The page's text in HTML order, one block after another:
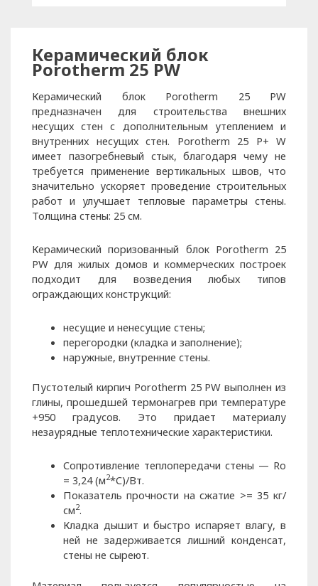
Керамический блок
Porotherm 25 PW
Керамический блок Porotherm 25 PW
предназначен для строительства внешних
несущих стен с дополнительным утеплением и
внутренних несущих стен. Porotherm 25 P+ W
имеет пазогребневый стык, благодаря чему не
требуется применение вертикальных швов, что
значительно ускоряет проведение строительных
работ и улучшает тепловые параметры стены.
Толщина стены: 25 см.
Керамический поризованный блок Porotherm 25
PW для жилых домов и коммерческих построек
подходит для возведения любых типов
ограждающих конструкций:
несущие и ненесущие стены;
перегородки (кладка и заполнение);
наружные, внутренние стены.
Пустотелый кирпич Porotherm 25 PW выполнен из
глины, прошедшей термонагрев при температуре
+950 градусов. Это придает материалу
незаурядные теплотехнические характеристики.
Сопротивление теплопередачи стены — Ro
= 3,24 (м2*С)/Вт.
Показатель прочности на сжатие >= 35 кг/
см2.
Кладка дышит и быстро испаряет влагу, в
ней не задерживается лишний конденсат,
стены не сыреют.